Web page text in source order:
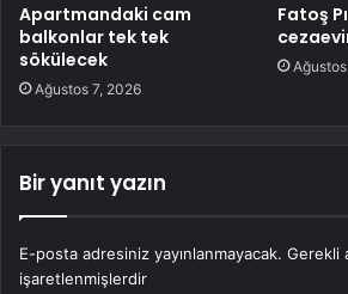
Apartmandaki cam
balkonlar tek tek
sökülecek
Ağustos 7, 2026
Fatoş
Bir yanıt yazın
E-posta adresiniz yayınlanmayacak. Gerekli
işaretlenmişlerdir